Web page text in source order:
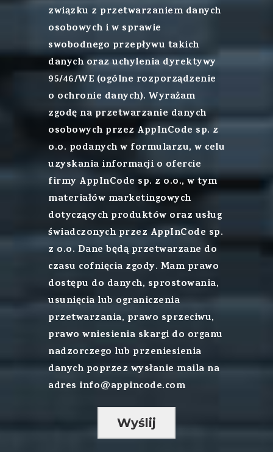
związku z przetwarzaniem danych
osobowych i w sprawie
swobodnego przepływu takich
danych oraz uchylenia dyrektywy
95/46/WE (ogólne rozporządzenie
o ochronie danych). Wyrażam
zgodę na przetwarzanie danych
osobowych przez AppInCode sp. z
o.o. podanych w formularzu, w celu
uzyskania informacji o ofercie
firmy AppInCode sp. z o.o., w tym
materiałów marketingowych
dotyczących produktów oraz usług
świadczonych przez AppInCode sp.
z o.o. Dane będą przetwarzane do
czasu cofnięcia zgody. Mam prawo
dostępu do danych, sprostowania,
usunięcia lub ograniczenia
przetwarzania, prawo sprzeciwu,
prawo wniesienia skargi do organu
nadzorczego lub przeniesienia
danych poprzez wysłanie maila na
adres info@appincode.com
Wyślij